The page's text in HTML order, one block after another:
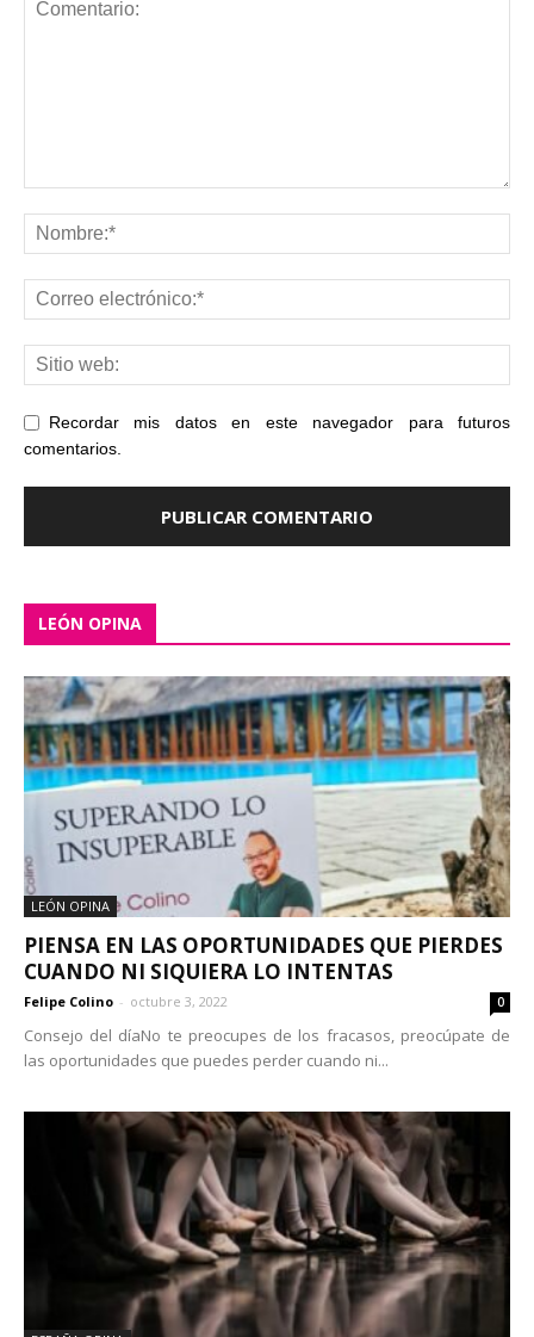
Recordar mis datos en este navegador para futuros
comentarios.
LEÓN OPINA
LEÓN OPINA
PIENSA EN LAS OPORTUNIDADES QUE PIERDES
CUANDO NI SIQUIERA LO INTENTAS
Felipe Colino - octubre 3, 2022 0
Consejo del díaNo te preocupes de los fracasos, preocúpate de
las oportunidades que puedes perder cuando ni...